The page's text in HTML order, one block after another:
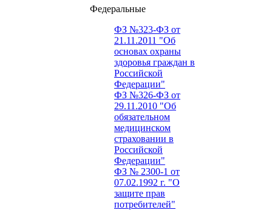
Федеральные
ФЗ №323-ФЗ от
21.11.2011 "Об
основах охраны
здоровья граждан в
Российской
Федерации"
ФЗ №326-ФЗ от
29.11.2010 "Об
обязательном
медицинском
страховании в
Российской
Федерации"
ФЗ № 2300-1 от
07.02.1992 г. "О
защите прав
потребителей"